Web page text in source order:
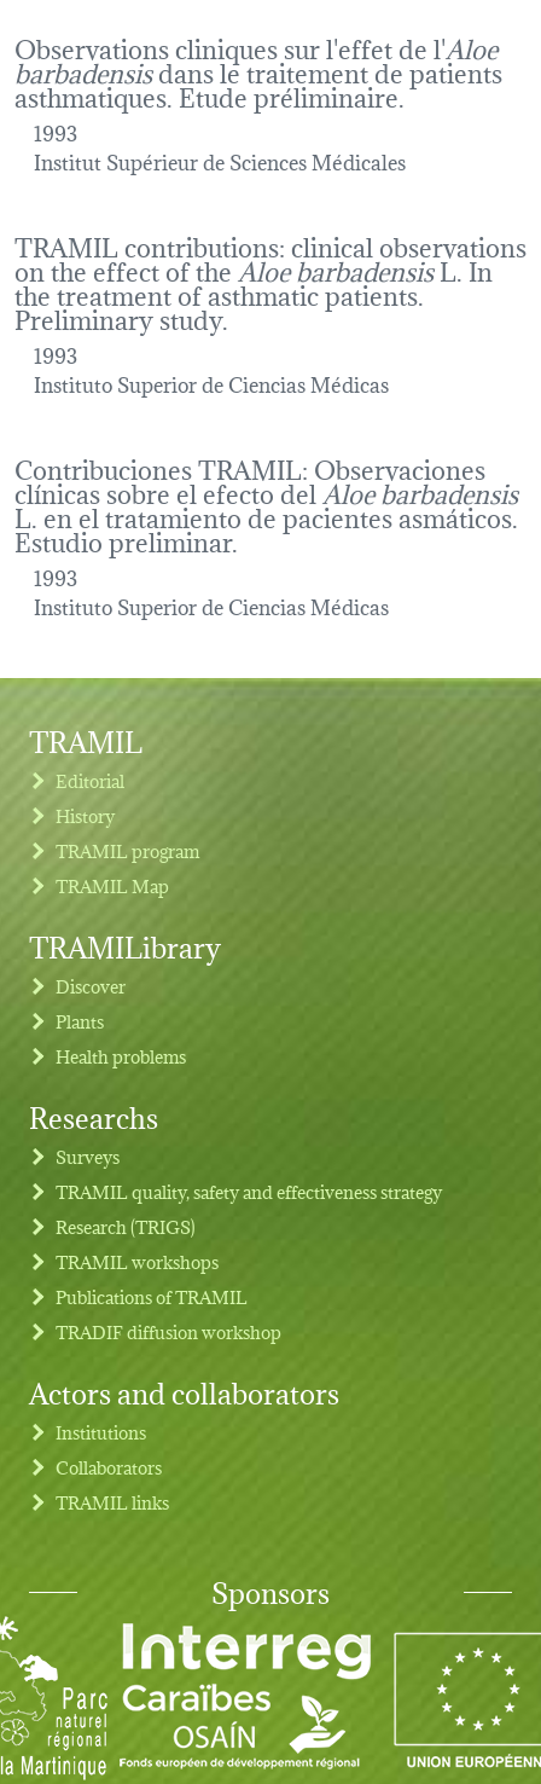
Observations cliniques sur l'effet de l'Aloe
barbadensisdans le traitement de patients
asthmatiques. Etude préliminaire.
1993
Institut Supérieur de Sciences Médicales
TRAMIL contributions: clinical observations
on the effect of theAloe barbadensisL. In
the treatment of asthmatic patients.
Preliminary study.
1993
Instituto Superior de Ciencias Médicas
Contribuciones TRAMIL: Observaciones
clínicas sobre el efecto delAloe barbadensis
L. en el tratamiento de pacientes asmáticos.
Estudio preliminar.
1993
Instituto Superior de Ciencias Médicas
Footer menu
TRAMIL
Editorial
History
TRAMIL program
TRAMIL Map
TRAMILibrary
Discover
Plants
Health problems
Researchs
Surveys
TRAMIL quality, safety and effectiveness strategy
Research (TRIGS)
TRAMIL workshops
Publications of TRAMIL
TRADIF diffusion workshop
Actors and collaborators
Institutions
Collaborators
TRAMIL links
Sponsors